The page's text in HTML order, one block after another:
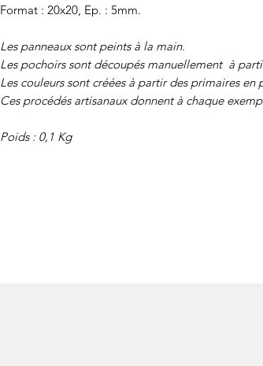
Format : 20x20, Ep. : 5mm.
Les panneaux sont peints à la main.
Les pochoirs sont découpés manuellement à
Les couleurs sont créées à partir des primaires en
Ces procédés artisanaux donnent à chaque
Poids : 0,1 Kg